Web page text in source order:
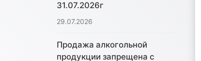
31.07.2026г
29.07.2026
Продажа алкогольной
продукции запрещена с